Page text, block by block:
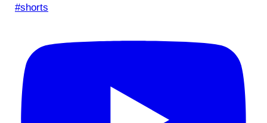
#shorts